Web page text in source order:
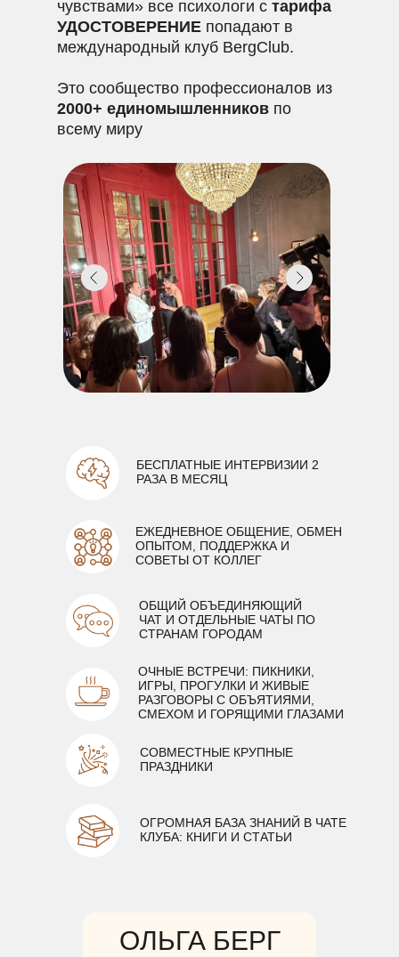
чувствами» все психологи с тарифа
УДОСТОВЕРЕНИЕ попадают в
международный клуб BergClub.
Это сообщество профессионалов из
2000+ единомышленников по
всему миру
БЕСПЛАТНЫЕ ИНТЕРВИЗИИ 2
РАЗА В МЕСЯЦ
ЕЖЕДНЕВНОЕ ОБЩЕНИЕ, ОБМЕН
ОПЫТОМ, ПОДДЕРЖКА И
СОВЕТЫ ОТ КОЛЛЕГ
ОБЩИЙ ОБЪЕДИНЯЮЩИЙ
ЧАТ И ОТДЕЛЬНЫЕ ЧАТЫ ПО
СТРАНАМ ГОРОДАМ
ОЧНЫЕ ВСТРЕЧИ: ПИКНИКИ,
ИГРЫ, ПРОГУЛКИ И ЖИВЫЕ
РАЗГОВОРЫ С ОБЪЯТИЯМИ,
СМЕХОМ И ГОРЯЩИМИ ГЛАЗАМИ
СОВМЕСТНЫЕ КРУПНЫЕ
ПРАЗДНИКИ
ОГРОМНАЯ БАЗА ЗНАНИЙ В ЧАТЕ
КЛУБА: КНИГИ И СТАТЬИ
ОЛЬГА БЕРГ